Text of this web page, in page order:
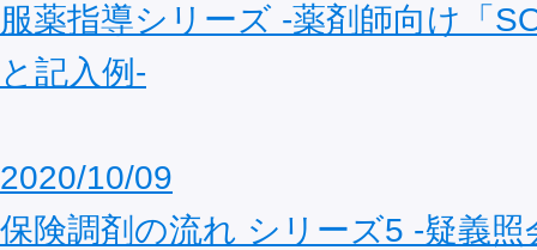
服薬指導シリーズ ‐薬剤師向け「
と記入例‐
2020/10/09
保険調剤の流れ シリーズ5 ‐疑義照